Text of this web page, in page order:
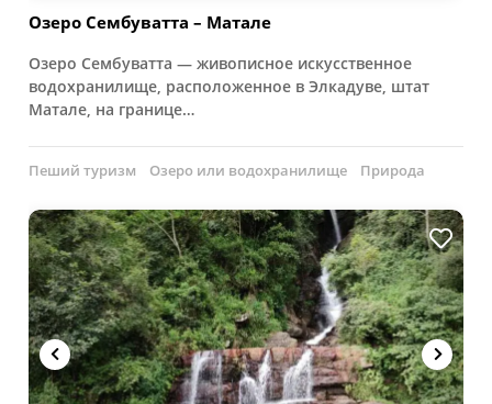
Озеро Сембуватта – Матале
Озеро Сембуватта — живописное искусственное
водохранилище, расположенное в Элкадуве, штат
Матале, на границе…
Пеший туризм Озеро или водохранилище Природа